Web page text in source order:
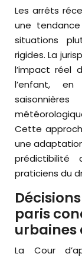
Les arrêts
une
situations
rigides. La
l’impact réel
l’enfant,
Cette
une
prédictibilité
praticiens du
paris
urbaines
La Cour